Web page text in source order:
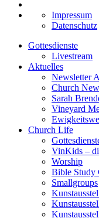
Impressum
Datenschutz
Gottesdienste
Livestream
Aktuelles
Newsletter
Church
Sarah
Vineyard
Church Life
VinKids –
Worship
Bible Study
Smallgroups